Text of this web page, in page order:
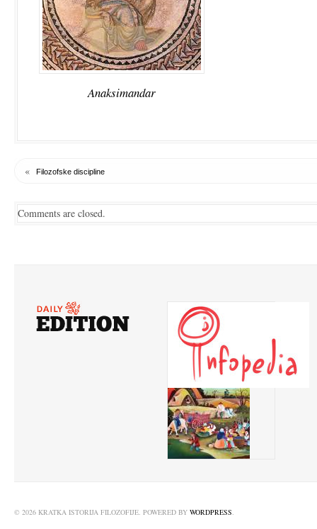
Anaksimandar
« Filozofske discipline
Comments are closed.
© 2026 KRATKA ISTORIJA FILOZOFIJE. POWERED BY WORDPRESS.